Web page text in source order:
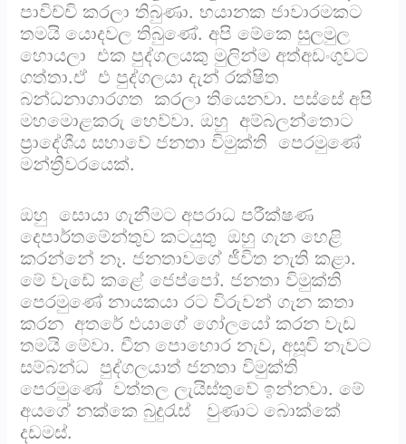
පාවිච්චි කරලා තිබුණා. භයානක ජාවාරමකට
තමයි යොදවල තිබුණේ. අපි මේකෙ සුලමුල
හොයලා එක පුද්ගලයකු මුලින්ම අත්අඩංගුවට
ගත්තා.ඒ එ පුද්ගලයා දැන් රක්ෂිත
බන්ධනාගාරගත කරලා තියෙනවා. පස්සේ අපි
මහමොළකරු හෙව්වා. ඔහු අම්බලන්තොට
ප්‍රාදේශීය සභාවේ ජනතා විමුක්ති පෙරමුණේ
මන්ත්‍රීවරයෙක්.
ඔහු සොයා ගැනීමට අපරාධ පරීක්ෂණ
දෙපාර්තමේන්තුව කටයුතු ඔහු ගැන හෙළි
කරන්නේ නෑ. ජනතාවගේ ජීවිත නැති කළා.
මේ වැඩේ කළේ ජෙප්පෝ. ජනතා විමුක්ති
පෙරමුණේ නායකයා රට විරුවන් ගැන කතා
කරන අතරේ එයාගේ ගෝලයෝ කරන වැඩ
තමයි මේවා. චීන පොහොර නැව, අසූචි නැවට
සම්බන්ධ පුද්ගලයාත් ජනතා විමුක්ති
පෙරමුණේ වත්තල ලැයිස්තුවේ ඉන්නවා. මේ
අයගේ නක්කෙ බුදුරැස් වුණාට බොක්කේ
දඩමස්.